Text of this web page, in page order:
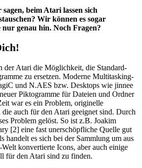
beim Atari lassen sich
Wir können es sogar
nur genau hin. Noch Fragen?
der Atari die Möglichkeit, die Standard-
zu ersetzen. Moderne Multitasking-
und N.AES bzw. Desktops wie jinnee
Piktogramme für Dateien und Ordner
war es ein Problem, originelle
auch für den Atari geeignet sind. Durch
Problem gelöst. So ist z.B. Joakim
[2] eine fast unerschöpfliche Quelle gut
handelt es sich bei der Sammlung um aus
konvertierte Icons, aber auch einige
für den Atari sind zu finden.